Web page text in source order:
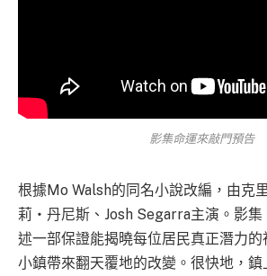
影集命運來敲門預告
根據Mo Walsh的同名小說改編，由克
莉・丹尼斯、Josh Segarra主演。影
述一部保證能揭曉每位居民真正潛力
小鎮帶來翻天覆地的改變。很快地，